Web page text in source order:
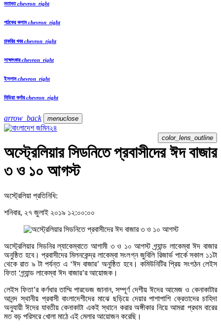
মতামতchevron_right
পাঠকের কলামchevron_right
চাকরির খবরchevron_right
সাক্ষাৎকারchevron_right
ইসলামchevron_right
মিডিয়া কর্নারchevron_right
arrow_back menuclose
color_lens_outline
অস্ট্রেলিয়ার সিডনিতে প্রবাসীদের ঈদ বাজার
৩ ও ১০ আগস্ট
অস্ট্রেলিয়া প্রতিনিধি:
শনিবার, ২৭ জুলাই ২০১৯ ১২:০০:০০
অস্ট্রেলিয়ার সিডনির ল্যাকেম্বাতে আগামী ৩ ও ১০ আগস্ট গ্র্যান্ড লাকেম্বা ঈদ বাজার
অনুষ্ঠিত হবে। প্রবাসীদের মিলনকেন্দ্র লাকেম্বা সংলগ্ন জুবিলি রিজার্ভ পার্কে সকাল ১১টা
থেকে রাত ৯ টা পর্যন্ত এ ‘ঈদ বাজার’ অনুষ্ঠিত হবে। কমিউনিটির প্রিয় সংগঠন লেইস
ফিতা ‘গ্র্যান্ড লাকেম্বা ঈদ বাজার’র আয়োজক।
লেইস ফিতা’র কর্ণধার তাম্মি পারভেজ জানান, সম্পূর্ণ দেশীয় ঈদের আমেজ ও কেনাকাটার
আনন্দ স্থানীয় প্রবাসী বাংলাদেশীদের মাঝে ছড়িয়ে দেয়ার পাশাপাশি ক্রেতাদের চাহিদা
অনুযায়ী ঈদের যাবতীয় কেনাকাটা একই স্থানে করার অঙ্গীকার নিয়ে আমরা প্রথম বারের
মত বড় পরিসরে খোলা মাঠে এই মেলার আয়োজন করেছি।